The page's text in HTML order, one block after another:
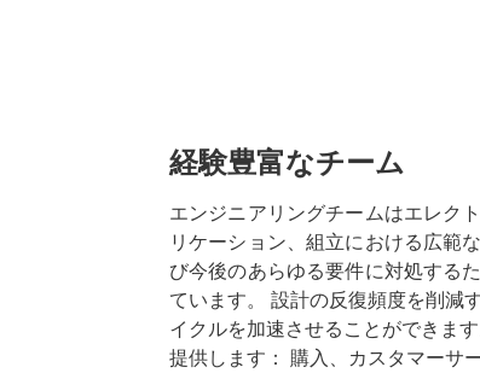
経験豊富なチーム
エンジニアリングチームはエレク
リケーション、組立における広範
び今後のあらゆる要件に対処する
ています。 設計の反復頻度を削減
イクルを加速させることができま
提供します： 購入、カスタマーサ